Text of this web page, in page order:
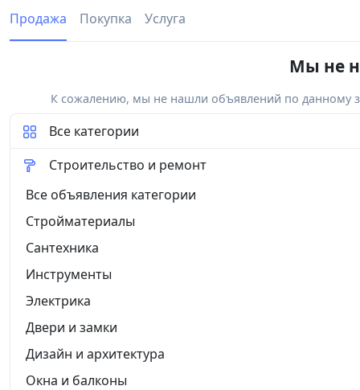
Продажа Покупка Услуга
Мы не
К сожалению, мы не нашли объявлений по данному
Все категории
Строительство и ремонт
Все объявления категории
Стройматериалы
Сантехника
Инструменты
Электрика
Двери и замки
Дизайн и архитектура
Окна и балконы